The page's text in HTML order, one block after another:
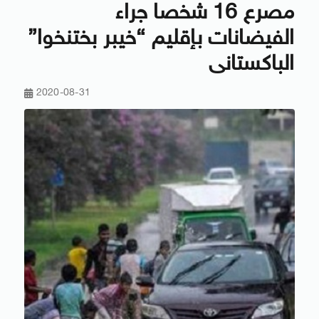
مصرع 16 شخصا جراء
الفيضانات بإقليم “خيبر بختنخوا”
الباكستانى
2020-08-31